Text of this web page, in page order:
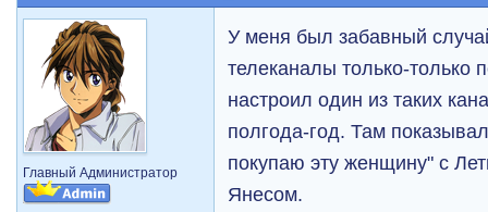
Главный Администратор
У меня был забавный
телеканалы только-только
настроил один из таких
полгода-год. Там
покупаю эту женщину" с
Янесом.